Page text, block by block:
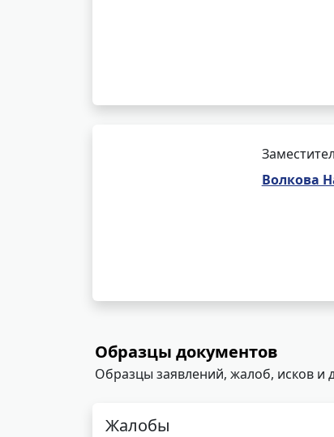
Волкова
Образцы документов
Образцы заявлений, жалоб, исков и
Жалобы